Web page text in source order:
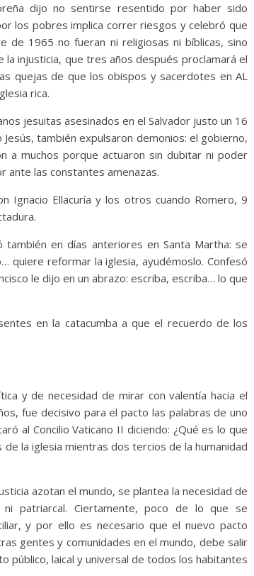
dijo no sentirse resentido por haber sido
los pobres implica correr riesgos y celebró que
de 1965 no fueran ni religiosas ni bíblicas, sino
injusticia, que tres años después proclamará el
quejas de que los obispos y sacerdotes en AL
rica.
jesuitas asesinados en el Salvador justo un 16
también expulsaron demonios: el gobierno,
a muchos porque actuaron sin dubitar ni poder
ante las constantes amenazas.
Ignacio Ellacuría y los otros cuando Romero, 9
también en días anteriores en Santa Martha: se
quiere reformar la iglesia, ayudémoslo. Confesó
le dijo en un abrazo: escriba, escriba… lo que
en la catacumba a que el recuerdo de los
y de necesidad de mirar con valentía hacia el
fue decisivo para el pacto las palabras de uno
al Concilio Vaticano II diciendo: ¿Qué es lo que
la iglesia mientras dos tercios de la humanidad
azotan el mundo, se plantea la necesidad de
patriarcal. Ciertamente, poco de lo que se
y por ello es necesario que el nuevo pacto
gentes y comunidades en el mundo, debe salir
público, laical y universal de todos los habitantes